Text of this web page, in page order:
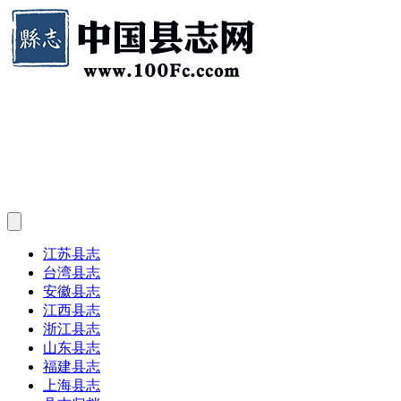
江苏县志
台湾县志
安徽县志
江西县志
浙江县志
山东县志
福建县志
上海县志